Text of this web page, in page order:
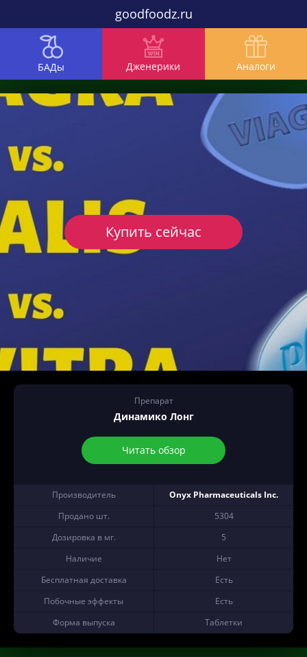
goodfoodz.ru
БАДы Дженерики Аналоги
Препарат
Динамико Лонг
Читать обзор
Производитель
Onyx Pharmaceuticals Inc.
Продано шт.
5304
Дозировка в мг.
5
Наличие
Нет
Бесплатная доставка
Есть
Побочные эффекты
Есть
Форма выпуска
Таблетки
Купить сейчас